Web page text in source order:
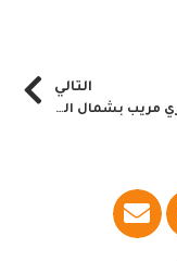
التالي
نشاط تجاري مريب بشمال السودان والسلطات تتحرك